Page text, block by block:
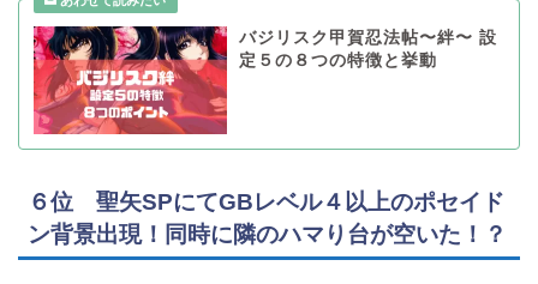
バジリスク甲賀忍法帖〜絆〜 設
定５の８つの特徴と挙動
６位 聖矢SPにてGBレベル４以上のポセイド
ン背景出現！同時に隣のハマり台が空いた！？